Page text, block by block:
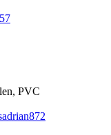
PVC